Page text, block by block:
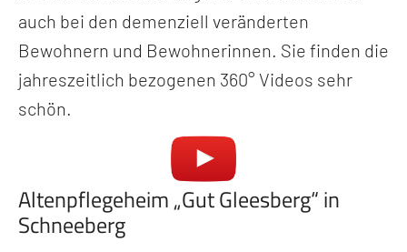
auch bei den demenziell veränderten
Bewohnern und Bewohnerinnen. Sie finden die
jahreszeitlich bezogenen 360° Videos sehr
schön.
Altenpflegeheim „Gut Gleesberg“ in
Schneeberg